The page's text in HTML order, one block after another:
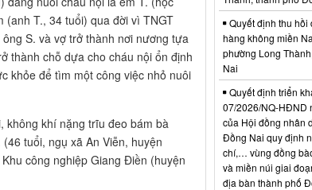
(anh T., 34 tuổi) qua đời vì TNGT
S. và vợ trở thành nơi nương tựa
thành chỗ dựa cho cháu nội ổn định
khỏe để tìm một công việc nhỏ nuôi
không khí nặng trĩu đeo bám bà
tuổi, ngụ xã An Viễn, huyện
công nghiệp Giang Điền (huyện
Quyết định thu hồi
hàng không miền
phường Long
Nai
Quyết định triển
07/2026/NQ-HĐND
của Hội đồng nhân
Đồng Nai quy định
chí,… vùng đồng
và miền núi giai
địa bàn thành phố